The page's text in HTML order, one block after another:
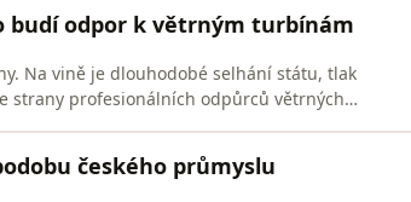
budí odpor k větrným turbínám
Na vině je dlouhodobé selhání státu, tlak
strany profesionálních odpůrců větrných
českého průmyslu